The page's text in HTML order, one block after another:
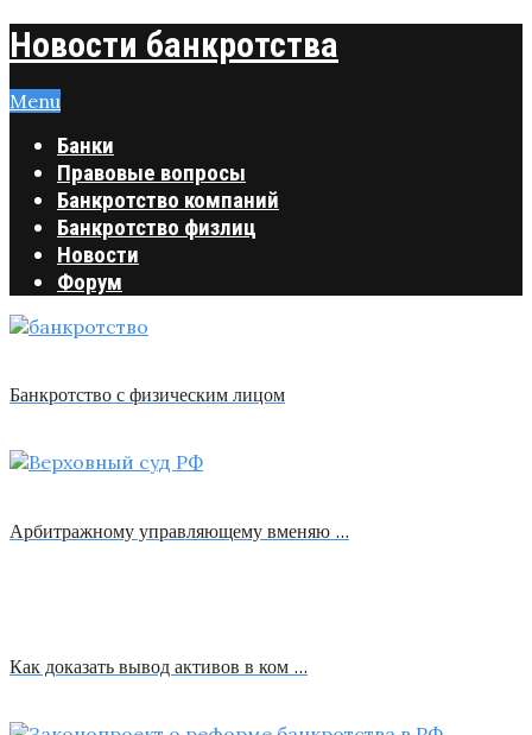
Новости банкротства
Menu
Банки
Правовые вопросы
Банкротство компаний
Банкротство физлиц
Новости
Форум
Банкротство с физическим лицом
Арбитражному управляющему вменяю …
Как доказать вывод активов в ком …